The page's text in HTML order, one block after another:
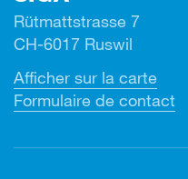
Rütmattstrasse 7
CH-6017 Ruswil
Afficher sur la carte
Formulaire de contact